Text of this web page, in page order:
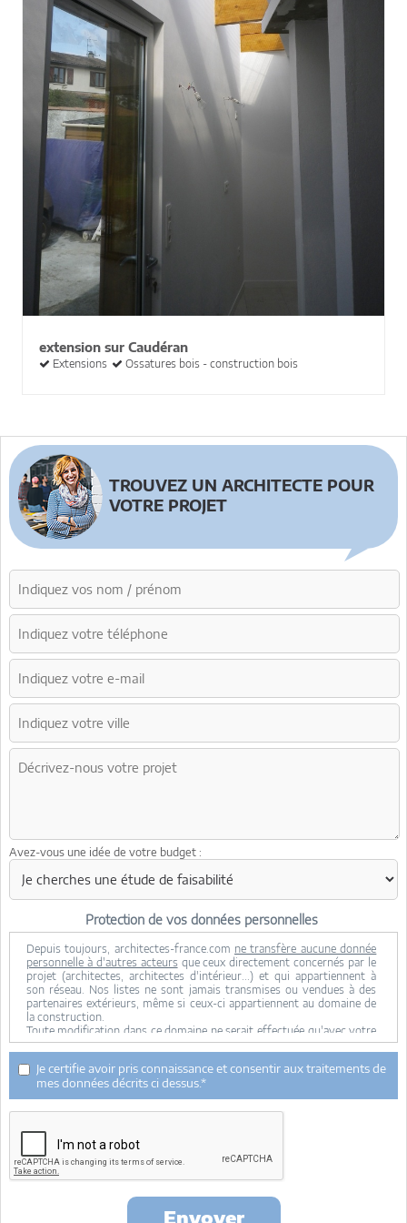
extension sur Caudéran
Extensions Ossatures bois - construction bois
TROUVEZ UN ARCHITECTE POUR
VOTRE PROJET
Avez-vous une idée de votre budget :
Protection de vos données personnelles
Depuis toujours, architectes-france.com ne transfère aucune donnée
personnelle à d'autres acteurs que ceux directement concernés par le
projet (architectes, architectes d'intérieur...) et qui appartiennent à
son réseau. Nos listes ne sont jamais transmises ou vendues à des
partenaires extérieurs, même si ceux-ci appartiennent au domaine de
la construction.
Toute modification dans ce domaine ne serait effectuée qu'avec votre
consentement.
Je consens à ce que mes données personnelles soient collectées pour
permettre à architectes-france de transférer votre projet aux
architectes. Seul Architectes-france, ses équipes internes et la
maitrise d'oeuvre concernée par le projet y ont accès. Aucune
transmission de données à des tiers à l'exclusion de ceux décrits ci
dessus n'est réalisée.
Mes données téléphoniques seront uniquement utilisées par
Architectes-france.com et les architectes de notre réseau dans le
cadre de la qualification et du suivi de mon projet.
Les données sont conservées pendant une durée de 18 mois courant à
partir des derniers contacts effectifs entre architectes-france et vous
Je certifie avoir pris connaissance et consentir aux traitements de
mes données décrits ci dessus.*
Envoyer